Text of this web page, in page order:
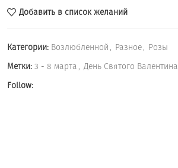
Добавить в список желаний
Категории: Возлюбленной , Разное, Розы
Метки: 3 - 8 марта , День Святого Валентина
Follow: